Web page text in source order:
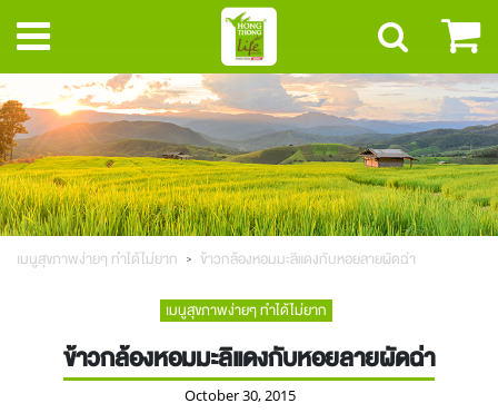
เมนูสุขภาพง่ายๆ ทำได้ไม่ยาก ข้าวกล้องหอมมะลิแดงกับหอยลายผัดฉ่า
เมนูสุขภาพง่ายๆ ทำได้ไม่ยาก
ข้าวกล้องหอมมะลิแดงกับหอยลายผัดฉ่า
October 30, 2015